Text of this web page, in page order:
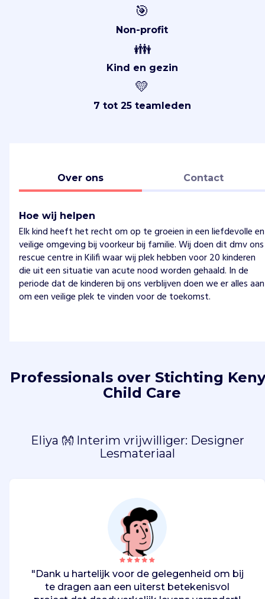
🎯
Non-profit
👪
Kind en gezin
💛
7 tot 25 teamleden
Over ons Contact
Hoe wij helpen
Elk kind heeft het recht om op te groeien in een liefdevolle en
veilige omgeving bij voorkeur bij familie. Wij doen dit dmv ons
rescue centre in Kilifi waar wij plek hebben voor 20 kinderen
die uit een situatie van acute nood worden gehaald. In de
periode dat de kinderen bij ons verblijven doen we er alles aan
om een veilige plek te vinden voor de toekomst.
Professionals over Stichting
Child Care
Eliya 👐 Interim vrijwilliger: Designer
Lesmateriaal
"Dank u hartelijk voor de gelegenheid om bij
te dragen aan een uiterst betekenisvol